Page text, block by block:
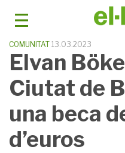
COMUNITAT 13.03.2023
Elvan
Ciutat de
una beca
d’euros